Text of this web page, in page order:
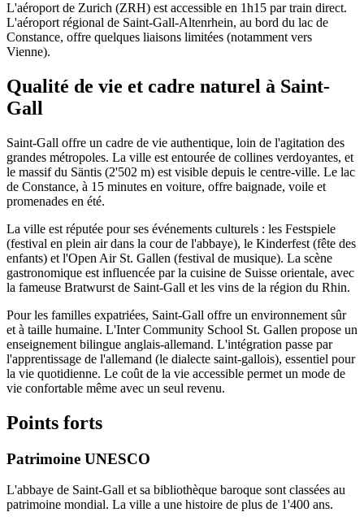
L'aéroport de Zurich (ZRH) est accessible en 1h15 par train direct.
L'aéroport régional de Saint-Gall-Altenrhein, au bord du lac de
Constance, offre quelques liaisons limitées (notamment vers
Vienne).
Qualité de vie et cadre naturel à Saint-
Gall
Saint-Gall offre un cadre de vie authentique, loin de l'agitation des
grandes métropoles. La ville est entourée de collines verdoyantes, et
le massif du Säntis (2'502 m) est visible depuis le centre-ville. Le lac
de Constance, à 15 minutes en voiture, offre baignade, voile et
promenades en été.
La ville est réputée pour ses événements culturels : les Festspiele
(festival en plein air dans la cour de l'abbaye), le Kinderfest (fête des
enfants) et l'Open Air St. Gallen (festival de musique). La scène
gastronomique est influencée par la cuisine de Suisse orientale, avec
la fameuse Bratwurst de Saint-Gall et les vins de la région du Rhin.
Pour les familles expatriées, Saint-Gall offre un environnement sûr
et à taille humaine. L'Inter Community School St. Gallen propose un
enseignement bilingue anglais-allemand. L'intégration passe par
l'apprentissage de l'allemand (le dialecte saint-gallois), essentiel pour
la vie quotidienne. Le coût de la vie accessible permet un mode de
vie confortable même avec un seul revenu.
Points forts
Patrimoine UNESCO
L'abbaye de Saint-Gall et sa bibliothèque baroque sont classées au
patrimoine mondial. La ville a une histoire de plus de 1'400 ans.